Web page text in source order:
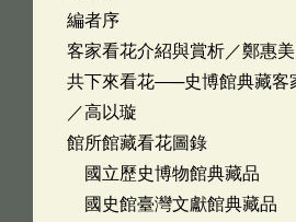
編者序
客家看花介紹與賞析／鄭惠美
共下來看花—─史博館典藏客
／高以璇
館所館藏看花圖錄
國立歷史博物館典藏品
國史館臺灣文獻館典藏品